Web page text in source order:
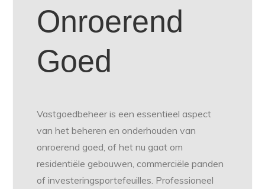
Onroerend
Goed
Vastgoedbeheer is een essentieel aspect
van het beheren en onderhouden van
onroerend goed, of het nu gaat om
residentiële gebouwen, commerciële panden
of investeringsportefeuilles. Professioneel